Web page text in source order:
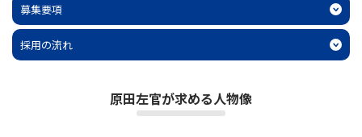
募集要項
採用の流れ
原田左官が求める人物像